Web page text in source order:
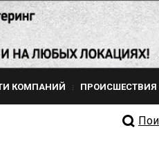
КОМПАНИЙ ПРОИСШЕСТВИЯ